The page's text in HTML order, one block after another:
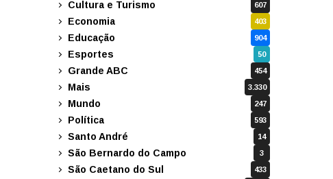
Cultura e Turismo 607
Economia 403
Educação 904
Esportes 50
Grande ABC 454
Mais 3.330
Mundo 247
Política 593
Santo André 14
São Bernardo do Campo 3
São Caetano do Sul 433